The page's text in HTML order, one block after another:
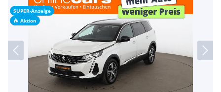
SUPER-Anzeige
Aktion